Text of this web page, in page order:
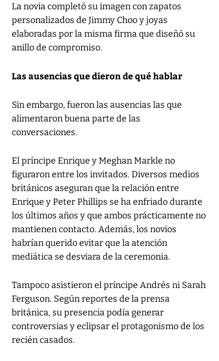
La novia completó su imagen con zapatos
personalizados de Jimmy Choo y joyas
elaboradas por la misma firma que diseñó su
anillo de compromiso.
Las ausencias que dieron de qué hablar
Sin embargo, fueron las ausencias las que
alimentaron buena parte de las
conversaciones.
El príncipe Enrique y Meghan Markle no
figuraron entre los invitados. Diversos medios
británicos aseguran que la relación entre
Enrique y Peter Phillips se ha enfriado durante
los últimos años y que ambos prácticamente no
mantienen contacto. Además, los novios
habrían querido evitar que la atención
mediática se desviara de la ceremonia.
Tampoco asistieron el príncipe Andrés ni Sarah
Ferguson. Según reportes de la prensa
británica, su presencia podía generar
controversias y eclipsar el protagonismo de los
recién casados.